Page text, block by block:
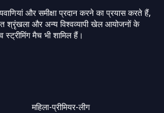
और समीक्षा प्रदान करने का प्रयास करते हैं,
श्रृंखला और अन्य विश्वव्यापी खेल आयोजनों के
मैच भी शामिल हैं।
महिला-प्रीमियर-लीग